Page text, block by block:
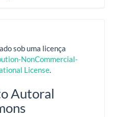
sob uma licença
NonCommercial-
License.
Autoral